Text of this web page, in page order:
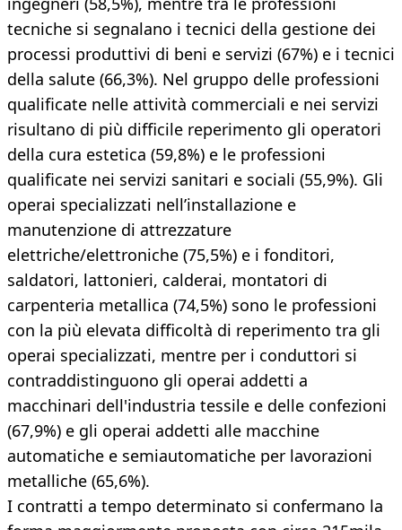
tecniche si segnalano i tecnici della gestione dei
processi produttivi di beni e servizi (67%) e i tecnici
della salute (66,3%). Nel gruppo delle professioni
qualificate nelle attività commerciali e nei servizi
risultano di più difficile reperimento gli operatori
della cura estetica (59,8%) e le professioni
qualificate nei servizi sanitari e sociali (55,9%). Gli
operai specializzati nell’installazione e
manutenzione di attrezzature
elettriche/elettroniche (75,5%) e i fonditori,
saldatori, lattonieri, calderai, montatori di
carpenteria metallica (74,5%) sono le professioni
con la più elevata difficoltà di reperimento tra gli
operai specializzati, mentre per i conduttori si
contraddistinguono gli operai addetti a
macchinari dell'industria tessile e delle confezioni
(67,9%) e gli operai addetti alle macchine
automatiche e semiautomatiche per lavorazioni
metalliche (65,6%).
I contratti a tempo determinato si confermano la